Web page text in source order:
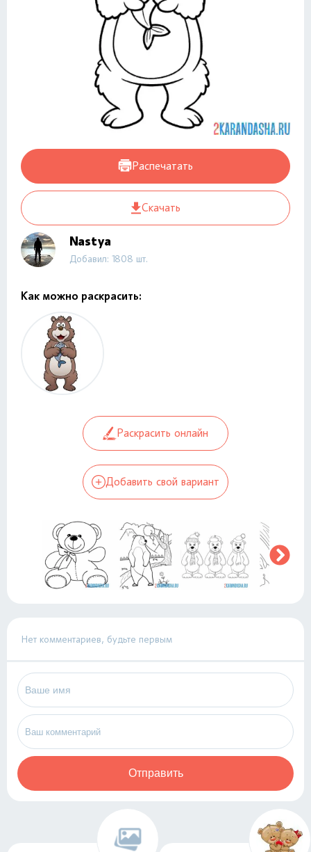
Распечатать
Скачать
Nastya
Добавил: 1808 шт.
Как можно раскрасить:
Раскрасить онлайн
Добавить свой вариант
Нет комментариев, будьте первым
Отправить